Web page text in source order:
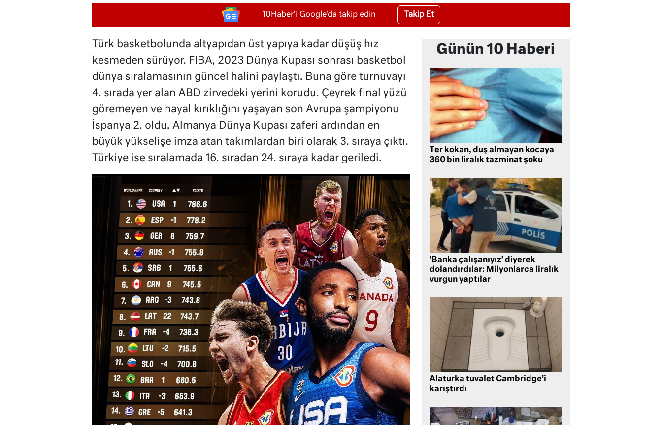
10Haber'i Google'da takip edin Takip Et
Türk basketbolunda altyapıdan üst yapıya kadar düşüş hız
kesmeden sürüyor. FIBA, 2023 Dünya Kupası sonrası basketbol
dünya sıralamasının güncel halini paylaştı. Buna göre turnuvayı
4. sırada yer alan ABD zirvedeki yerini korudu. Çeyrek final yüzü
göremeyen ve hayal kırıklığını yaşayan son Avrupa şampiyonu
İspanya 2. oldu. Almanya Dünya Kupası zaferi ardından en
büyük yükselişe imza atan takımlardan biri olarak 3. sıraya çıktı.
Türkiye ise sıralamada 16. sıradan 24. sıraya kadar geriledi.
Günün 10 Haberi
Ter kokan, duş almayan kocaya
360 bin liralık tazminat şoku
‘Banka çalışanıyız’ diyerek
dolandırdılar: Milyonlarca liralık
vurgun yaptılar
Alaturka tuvalet Cambridge’i
karıştırdı